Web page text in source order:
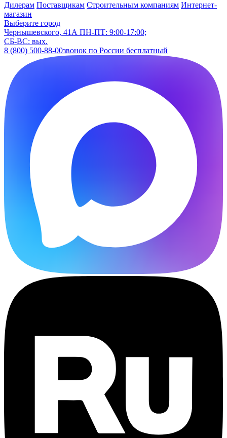
Дилерам Поставщикам Строительным компаниям Интернет-
магазин
Выберите город
Чернышевского, 41А ПН-ПТ: 9:00-17:00;
СБ-ВС: вых.
8 (800) 500-88-00звонок по России бесплатный